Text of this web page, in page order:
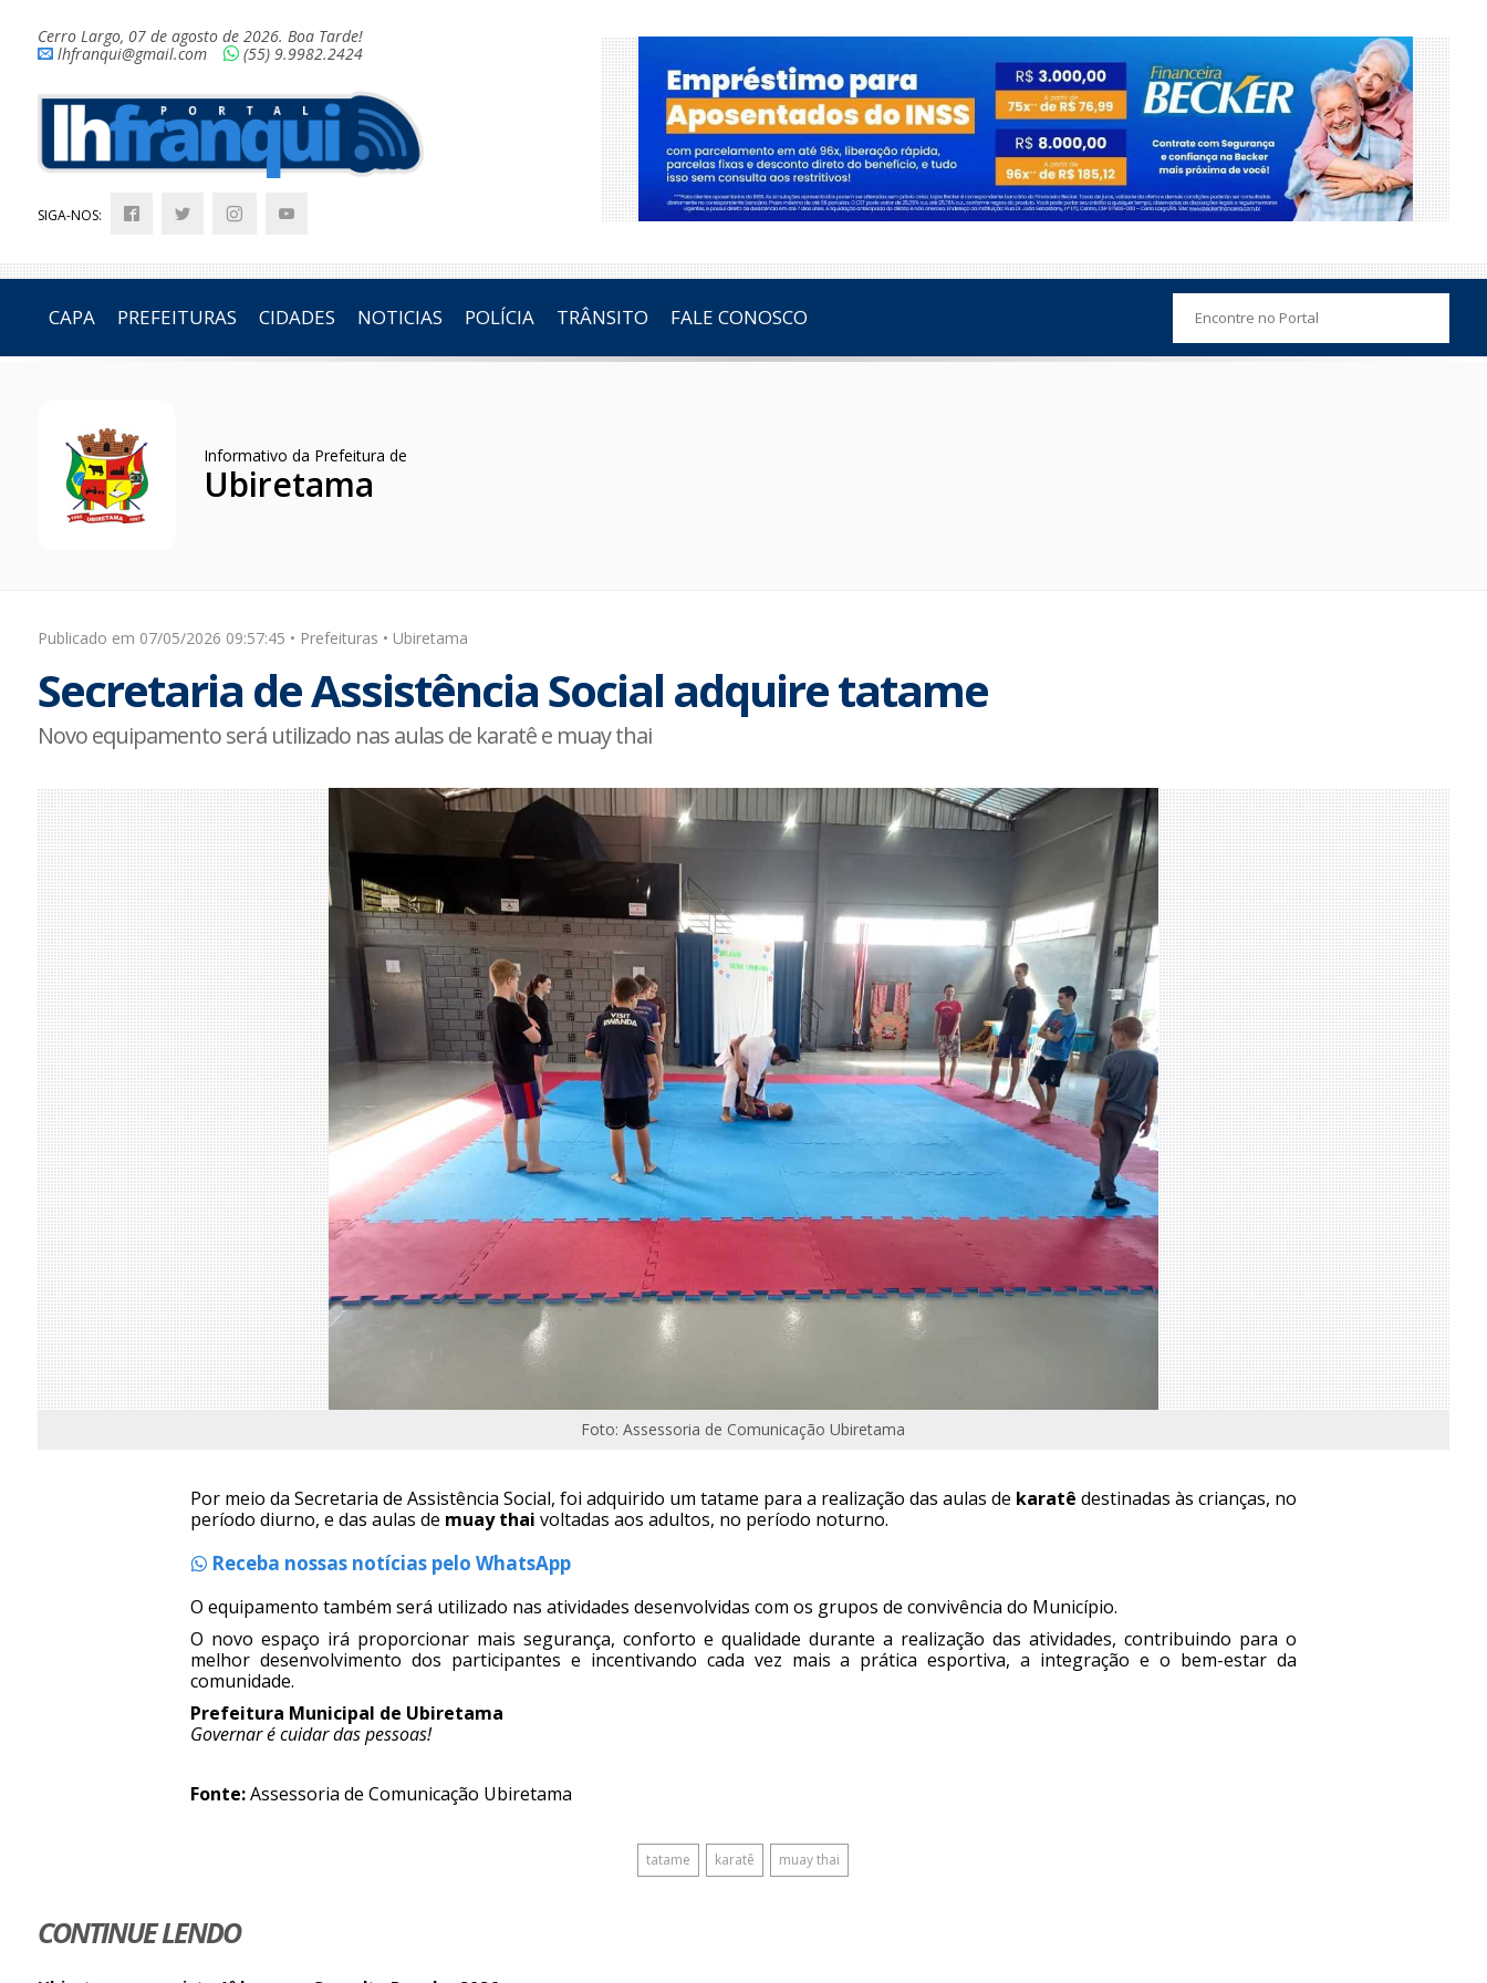
Cerro Largo, 07 de agosto de 2026. Boa Tarde!
lhfranqui@gmail.com
(55) 9.9982.2424
SIGA-NOS:
CAPA PREFEITURAS CIDADES NOTICIAS POLÍCIA TRÂNSITO FALE CONOSCO
Informativo da Prefeitura de
Ubiretama
Publicado em 07/05/2026 09:57:45 • Prefeituras • Ubiretama
Secretaria de Assistência Social adquire tatame
Novo equipamento será utilizado nas aulas de karatê e muay thai
Foto: Assessoria de Comunicação Ubiretama
Por meio da Secretaria de Assistência Social, foi adquirido um tatame para a realização das aulas de karatê destinadas às crianças, no
período diurno, e das aulas de muay thai voltadas aos adultos, no período noturno.
Receba nossas notícias pelo WhatsApp
O equipamento também será utilizado nas atividades desenvolvidas com os grupos de convivência do Município.
O novo espaço irá proporcionar mais segurança, conforto e qualidade durante a realização das atividades, contribuindo para o
melhor desenvolvimento dos participantes e incentivando cada vez mais a prática esportiva, a integração e o bem-estar da
comunidade.
Prefeitura Municipal de Ubiretama
Governar é cuidar das pessoas!
Fonte:Assessoria de Comunicação Ubiretama
tatame karatê muay thai
CONTINUE LENDO